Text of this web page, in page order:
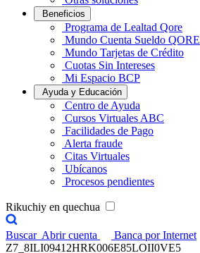
Beneficios
Programa de Lealtad Qore
Mundo Cuenta Sueldo QORE
Mundo Tarjetas de Crédito
Cuotas Sin Intereses
Mi Espacio BCP
Ayuda y Educación
Centro de Ayuda
Cursos Virtuales ABC
Facilidades de Pago
Alerta fraude
Citas Virtuales
Ubícanos
Procesos pendientes
Rikuchiy en quechua
Buscar Abrir cuenta
Banca por Internet
Z7_8ILI09412HRK006E85LOII0VE5